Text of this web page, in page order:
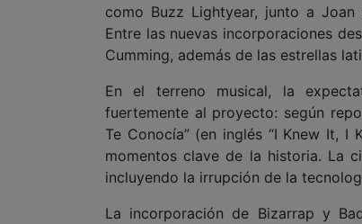
como Buzz Lightyear, junto a
Entre las nuevas incorporaciones
Cumming, además de las estrellas
En el terreno musical, la
fuertemente al proyecto: según
Te Conocía” (en inglés “I Knew It, I
momentos clave de la historia. La
incluyendo la irrupción de la
La incorporación de Bizarrap y